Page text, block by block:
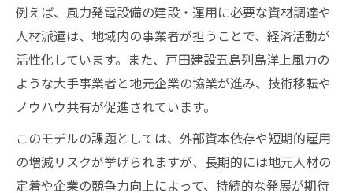
例えば、風力発電設備の建設・運用に必要な資材調達や
人材派遣は、地域内の事業者が担うことで、経済活動が
活性化しています。また、戸田建設五島列島洋上風力の
ような大手事業者と地元企業の協業が進み、技術移転や
ノウハウ共有が促進されています。
このモデルの課題としては、外部資本依存や短期的雇用
の増減リスクが挙げられますが、長期的には地元人材の
定着や企業の競争力向上によって、持続的な発展が期待